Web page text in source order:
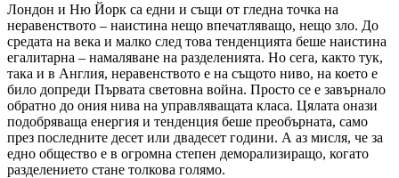
Лондон и Ню Йорк са едни и същи от гледна точка на
неравенството – наистина нещо впечатляващо, нещо зло. До
средата на века и малко след това тенденцията беше наистина
егалитарна – намаляване на разделенията. Но сега, както тук,
така и в Англия, неравенството е на същото ниво, на което е
било допреди Първата световна война. Просто се е завърнало
обратно до ония нива на управляващата класа. Цялата онази
подобряваща енергия и тенденция беше преобърната, само
през последните десет или двадесет години. А аз мисля, че за
едно общество е в огромна степен деморализиращо, когато
разделението стане толкова голямо.